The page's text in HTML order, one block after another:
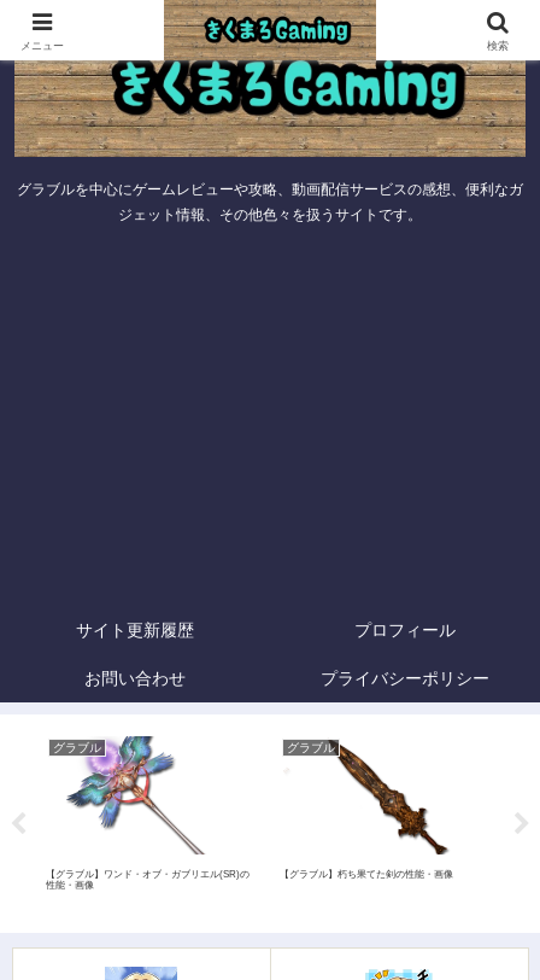
グラブルを中心にゲームレビューや攻略、動画配信サービスの感想、便利なガ
ジェット情報、その他色々を扱うサイトです。
サイト更新履歴 プロフィール
お問い合わせ プライバシーポリシー
グラブル
【グラブル】ワンド・オブ・ガブリエル(SR)の
性能・画像
グラブル
【グラブル】朽ち果てた剣の性能・画像
メニュー 検索